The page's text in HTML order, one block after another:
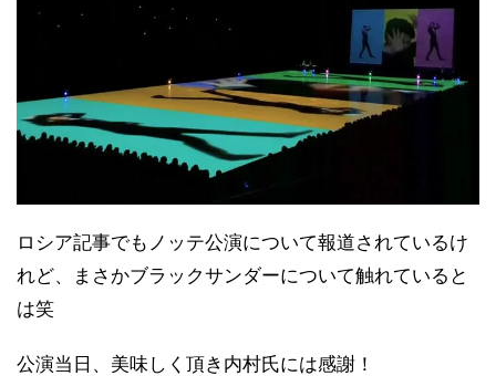
ロシア記事でもノッテ公演について報道されているけ
れど、まさかブラックサンダーについて触れていると
は笑
公演当日、美味しく頂き内村氏には感謝！